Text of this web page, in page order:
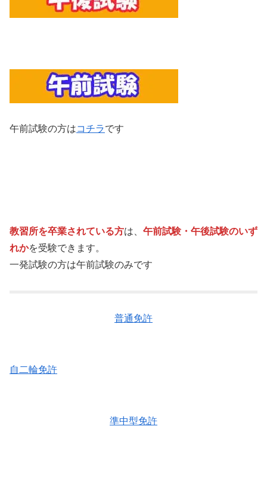
午前試験の方はコチラです
教習所を卒業されている方は、 午前試験・午後試験のいず
れかを受験できます。
一発試験の方は午前試験のみです
普通免許
自二輪免許
準中型免許